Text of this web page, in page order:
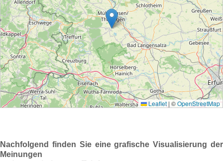
Nachfolgend finden Sie eine grafische Visualisierung der
Meinungen